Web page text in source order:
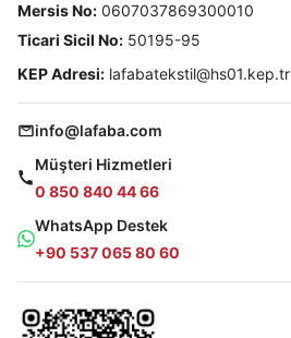
Mersis No: 0607037869300010
Ticari Sicil No: 50195-95
KEP Adresi: lafabatekstil@hs01.kep.tr
info@lafaba.com
Müşteri Hizmetleri
0 850 840 44 66
WhatsApp Destek
+90 537 065 80 60